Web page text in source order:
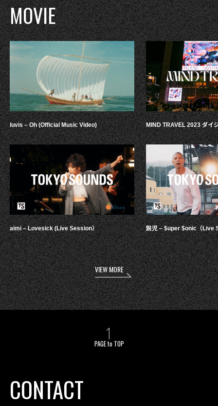
MOVIE
luvis – Oh (Official Music Video)
aimi – Lovesick (Live Session）
MIND TRAVEL 2023 ダイ
鋭児 – $uper $onic（Live
VIEW MORE
PAGE to TOP
CONTACT